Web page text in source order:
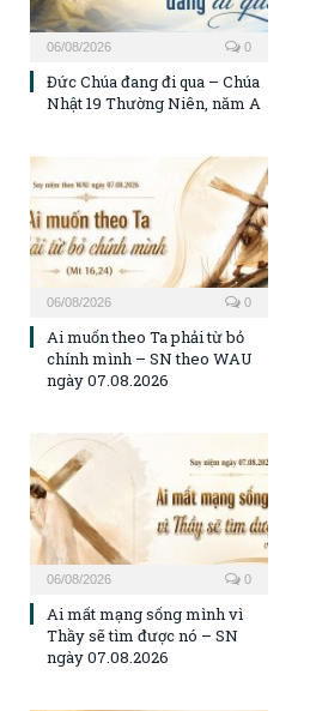
06/08/2026 0
Đức Chúa đang đi qua – Chúa
Nhật 19 Thường Niên, năm A
06/08/2026 0
Ai muốn theo Ta phải từ bỏ
chính mình – SN theo WAU
ngày 07.08.2026
06/08/2026 0
Ai mất mạng sống mình vì
Thầy sẽ tìm được nó – SN
ngày 07.08.2026